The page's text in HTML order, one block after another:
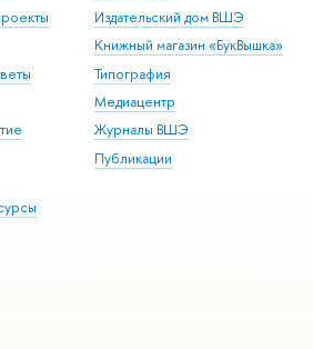
Издательский дом ВШЭ
Книжный магазин «БукВышка»
Типография
Медиацентр
Журналы ВШЭ
Публикации